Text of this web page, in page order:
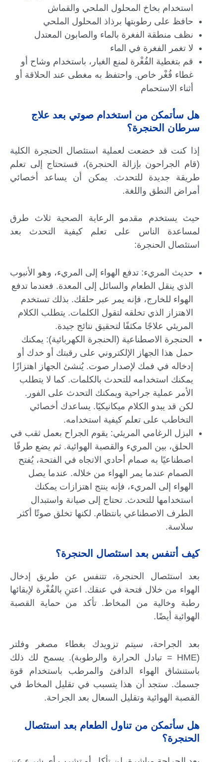
استخدام بخاخ المحلول الملحي والقماش
حافظ على رطوبتها برذاذ المحلول الملحي
نظف منطقة الفغرة بالماء والصابون المعتدل
لا تغمر الفغرة في الماء
قم بتغطية الفُغْرة لمنع الغبار، باستخدام وشاح أو
غطاء فُغْر خاص. واحتفظ به مغطى عند الحلاقة أو
أثناء الاستحمام
هل سأتمكن من استخدام صوتي بعد علاج
سرطان الحنجرة؟
إذا كنت قد خضعت لعملية استئصال الحنجرة الكلية
(قام الجراحون بإزالة الحنجرة)، فستحتاج إلى تعلم
طريقة جديدة للتحدث. يمكن أن يساعد أخصائي
أمراض النطق واللغة.
حيث يستخدم مقدمو الرعاية الصحية ثلاث طرق
لمساعدة الناس على تعلم كيفية التحدث بعد
استئصال الحنجرة:
حديث المريء: تدفع الهواء إلى المريء، وهو الأنبوب
الذي ينقل الطعام والسائل إلى المعدة. فعندما تدفع
الهواء للخارج، فإنه يمر عبر حلقك. بذلك تستخدم
الاهتزاز الذي تخلقه لتقول الكلمات. يتطلب الكلام
المريئي علاجًا مكثفًا لتحقيق نتائج جيدة.
الحنجرة الاصطناعية (الحنجرة الكهربائية): يمكنك
حمل هذا الجهاز الإلكتروني على رقبتك أو خدك أو
إدخاله في فمك لإصدار صوت. يُنشئ الجهاز اهتزازًا
يمكنك استخدامه للتحدث بالكلمات. كما لا يتطلب
الأمر عملية جراحية ويمكنك التحدث على الفور.
لكن قد يبدو الكلام ميكانيكيًا. يساعدك أخصائي
التخاطب على تعلم كيفية استخدامه.
البزل الرغامي المريئي: يقوم الجراح بعمل ثقب في
الحلق، بين المريء والقصبة الهوائية. ثم يضع طرفًا
اصطناعيًا به صمام أحادي الاتجاه في الفتحة، يُفتح
الصمام عندما يمر الهواء من خلاله. عندما يصل
الهواء إلى المريء، فإنه ينتج اهتزازات يمكنك
استخدامها للتحدث. تحتاج إلى صيانة واستبدال
الطرف الاصطناعي بانتظام. لكنها تخلق صوتًا أكثر
سلاسة.
كيف أتنفس بعد استئصال الحنجرة؟
بعد استئصال الحنجرة، تتنفس عن طريق إدخال
الهواء من خلال فتحة في عنقك. اعتنِ بالفُغْرة لإبقائها
رطبة وخالية من المخاط. تأكد من حماية القصبة
الهوائية أيضًا.
بعد الجراحة، سيتم تزويدك بغطاء مصغر وفلتر
(HME = تبادل الحرارة والرطوبة). يسمح لك ذلك
باستنشاق الهواء الدافئ والمرطب باستخدام قوة
جسمك. ستجد أن هذا يتسبب في تقليل المخاط في
القصبة الهوائية وتقليل السعال بعد الجراحة.
هل سأتمكن من تناول الطعام بعد استئصال
الحنجرة؟